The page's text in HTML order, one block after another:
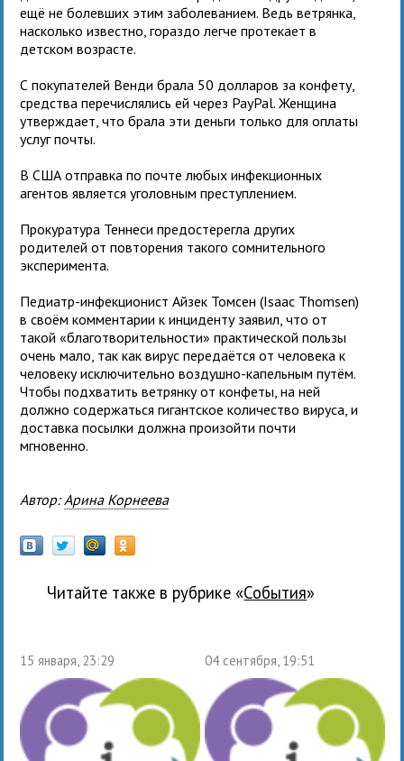
ещё не болевших этим заболеванием. Ведь ветрянка,
насколько известно, гораздо легче протекает в
детском возрасте.
С покупателей Венди брала 50 долларов за конфету,
средства перечислялись ей через PayPal. Женщина
утверждает, что брала эти деньги только для оплаты
услуг почты.
В США отправка по почте любых инфекционных
агентов является уголовным преступлением.
Прокуратура Теннеси предостерегла других
родителей от повторения такого сомнительного
эксперимента.
Педиатр-инфекционист Айзек Томсен (Isaac Thomsen)
в своём комментарии к инциденту заявил, что от
такой «благотворительности» практической пользы
очень мало, так как вирус передаётся от человека к
человеку исключительно воздушно-капельным путём.
Чтобы подхватить ветрянку от конфеты, на ней
должно содержаться гигантское количество вируса, и
доставка посылки должна произойти почти
мгновенно.
Автор: Арина Корнеева
Читайте также в рубрике « события»
15 января, 23:29 04 сентября, 19:51